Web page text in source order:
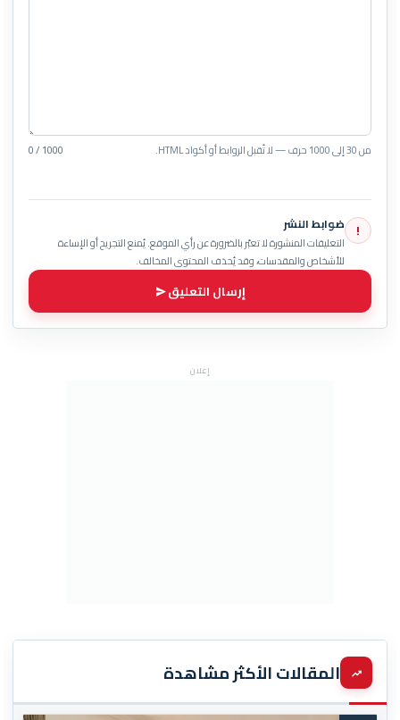
من 30 إلى 1000 حرف — لا تُقبل الروابط أو أكواد HTML. 0 / 1000
! ضوابط النشر
التعليقات المنشورة لا تعبّر بالضرورة عن رأي الموقع. يُمنع التجريح أو الإساءة
للأشخاص والمقدسات، وقد يُحذف المحتوى المخالف.
إرسال التعليق
إعلان
المقالات الأكثر مشاهدة